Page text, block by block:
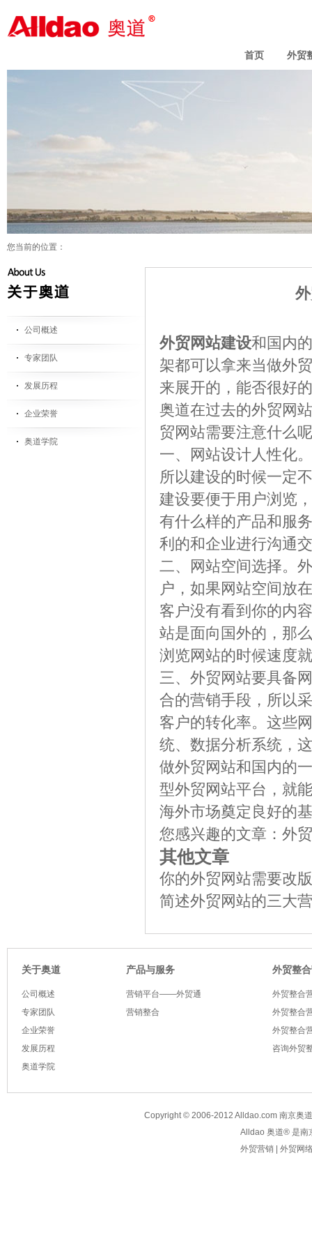
外贸整合营销_海外推广_外贸网站
建设——奥道-外贸营销咨询顾问
首页
外贸
您当前的位置：
公司概述
专家团队
发展历程
企业荣誉
奥道学院
外贸网站建设和国内
架都可以拿来当做外
来展开的，能否很好
奥道在过去的外贸网
贸网站需要注意什么
一、网站设计人性化
所以建设的时候一定
建设要便于用户浏览
有什么样的产品和服
利的和企业进行沟通
二、网站空间选择。
户，如果网站空间放
客户没有看到你的内
站是面向国外的，那
浏览网站的时候速度
三、外贸网站要具备
合的营销手段，所以
客户的转化率。这些
统、数据分析系统，
做外贸网站和国内的
型外贸网站平台，就
海外市场奠定良好的
您感兴趣的文章： 外
其他文章
你的外贸网站需要改
简述外贸网站的三大
关于奥道
公司概述
专家团队
企业荣誉
发展历程
奥道学院
产品与服务
营销平台——外贸通
营销整合
外贸整
外贸整合
外贸整合
外贸整合
咨询外贸
Copyright © 2006-2012 Alldao.com南京奥
Alldao 奥道® 是南
外贸营销
外贸网